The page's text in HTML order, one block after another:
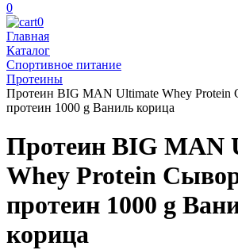
0
0
Главная
Каталог
Спортивное питание
Протеины
Протеин BIG MAN Ultimate Whey Protein
протеин 1000 g Ваниль корица
Протеин BIG MAN
Whey Protein
протеин 1000 g
корица